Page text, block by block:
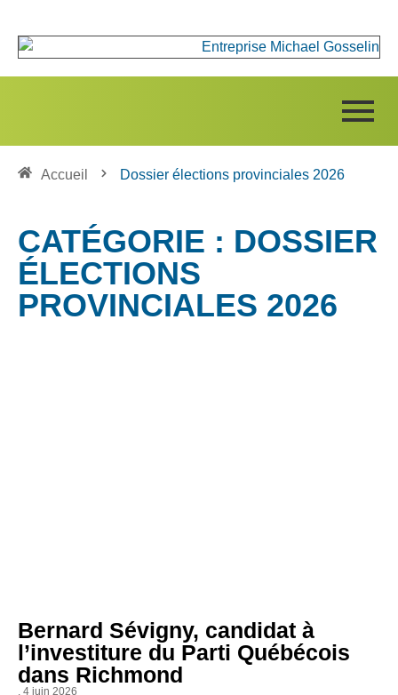
Accueil Dossier élections provinciales 2026
CATÉGORIE : DOSSIER
ÉLECTIONS
PROVINCIALES 2026
Bernard Sévigny, candidat à
l’investiture du Parti Québécois
dans Richmond
, 4 juin 2026